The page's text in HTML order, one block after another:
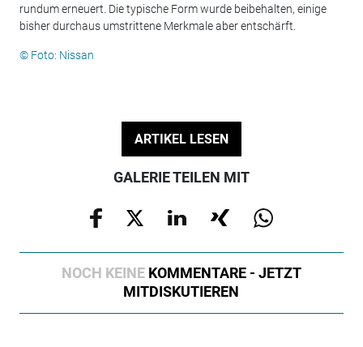
rundum erneuert. Die typische Form wurde beibehalten, einige
bisher durchaus umstrittene Merkmale aber entschärft.
© Foto: Nissan
ARTIKEL LESEN
GALERIE TEILEN MIT
NOCH KEINE KOMMENTARE - JETZT
MITDISKUTIEREN